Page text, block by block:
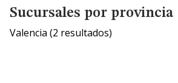
Sucursales por provincia
Valencia (2 resultados)